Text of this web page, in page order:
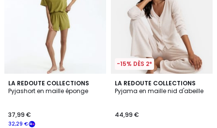
LA REDOUTE COLLECTIONS
Pyjashort en maille éponge
32,29 €
37,99 €
1
/
3
Couleurs
-15% DÈS 2*
LA REDOUTE COLLECTIONS
Pyjama en maille nid d'abeille
44,99 €
3,2
/ 5
2
Couleurs